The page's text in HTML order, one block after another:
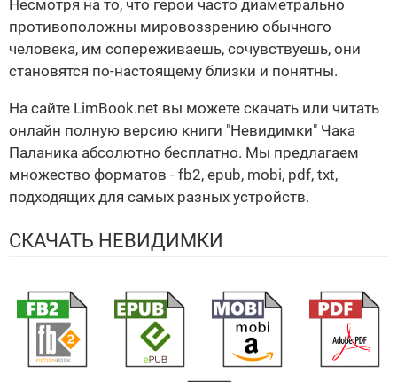
Несмотря на то, что герои часто диаметрально
противоположны мировоззрению обычного
человека, им сопереживаешь, сочувствуешь, они
становятся по-настоящему близки и понятны.
На сайте LimBook.net вы можете скачать или читать
онлайн полную версию книги "Невидимки" Чака
Паланика абсолютно бесплатно. Мы предлагаем
множество форматов - fb2, epub, mobi, pdf, txt,
подходящих для самых разных устройств.
СКАЧАТЬ НЕВИДИМКИ